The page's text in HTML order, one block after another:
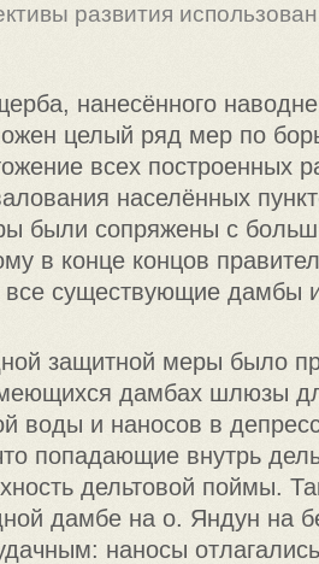
развития
нанесённого
целый ряд мер по
всех построенных
населённых
были сопряжены с
в конце концов
все существующие дамбы
защитной меры было
дамбах шлюзы
воды и наносов в
попадающие внутрь
дельтовой поймы.
дамбе на о. Яндун на
наносы